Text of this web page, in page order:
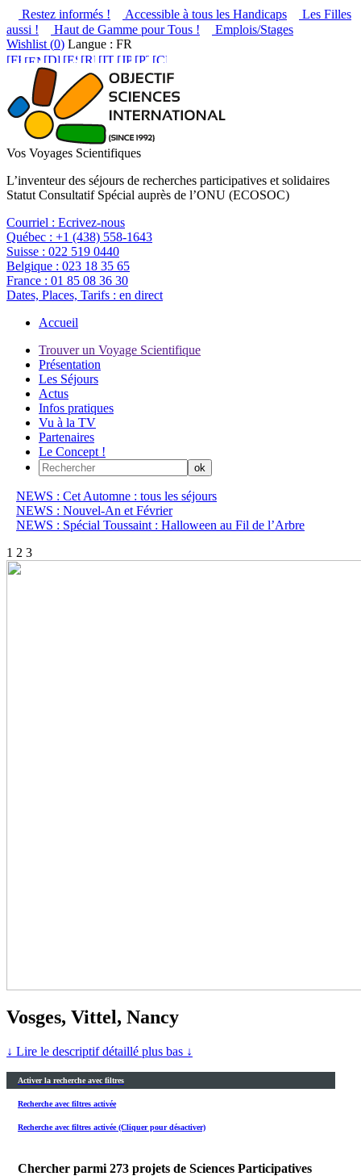
Restez informés ! Accessible à tous les Handicaps
Les Filles
aussi !
Haut de Gamme pour Tous !
Emplois/Stages
Wishlist (0) Langue : FR
Vos Voyages Scientifiques
L’inventeur des séjours de recherches participatives et solidaires
Statut Consultatif Spécial auprès de l’ONU (ECOSOC)
Courriel : Ecrivez-nous
Québec : +1 (438) 558-1643
Suisse : 022 519 0440
Belgique : 023 18 35 65
France : 01 85 08 36 30
Dates, Places, Tarifs : en direct
Accueil
Trouver un Voyage Scientifique
Présentation
Les Séjours
Actus
Infos pratiques
Vu à la TV
Partenaires
Le Concept !
NEWS : Cet Automne : tous les séjours
NEWS : Nouvel-An et Février
NEWS : Spécial Toussaint : Halloween au Fil de l’Arbre
1 2 3
Vosges, Vittel, Nancy
↓ Lire le descriptif détaillé plus bas ↓
Activer la recherche avec filtres
Recherche avec filtres activée
Recherche avec filtres activée (Cliquer pour désactiver)
Chercher parmi 273 projets de Sciences Participatives